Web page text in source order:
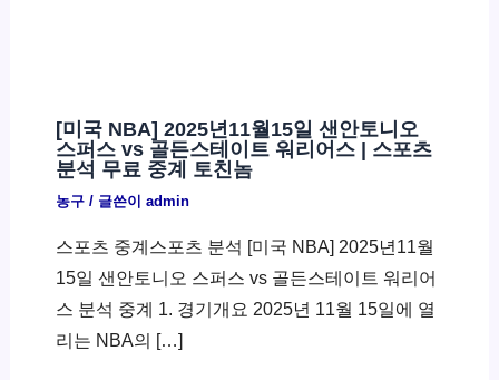
[미국 NBA] 2025년11월15일 샌안토니오
스퍼스 vs 골든스테이트 워리어스 | 스포츠
분석 무료 중계 토친놈
농구/ 글쓴이 admin
스포츠 중계스포츠 분석 [미국 NBA] 2025년11월
15일 샌안토니오 스퍼스 vs 골든스테이트 워리어
스 분석 중계 1. 경기개요 2025년 11월 15일에 열
리는 NBA의 […]